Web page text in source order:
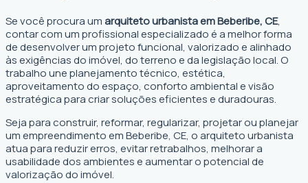
Se você procura umarquiteto urbanista em Beberibe, CE,
contar com um profissional especializado é a melhor forma
de desenvolver um projeto funcional, valorizado e alinhado
às exigências do imóvel, do terreno e da legislação local. O
trabalho une planejamento técnico, estética,
aproveitamento do espaço, conforto ambiental e visão
estratégica para criar soluções eficientes e duradouras.
Seja para construir, reformar, regularizar, projetar ou planejar
um empreendimento em Beberibe, CE, o arquiteto urbanista
atua para reduzir erros, evitar retrabalhos, melhorar a
usabilidade dos ambientes e aumentar o potencial de
valorização do imóvel.